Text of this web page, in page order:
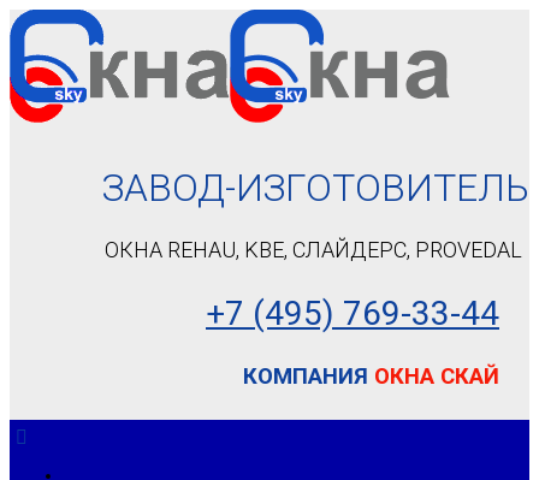
ЗАВОД-ИЗГОТОВИТЕЛЬ
ОКНА REHAU, KBE, СЛАЙДЕРС, PROVEDAL
+7 (495) 769-33-44
КОМПАНИЯ ОКНА СКАЙ